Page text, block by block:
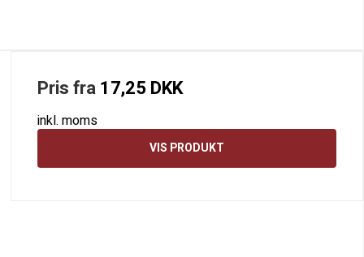
Pris fra17,25 DKK
inkl. moms
VIS PRODUKT